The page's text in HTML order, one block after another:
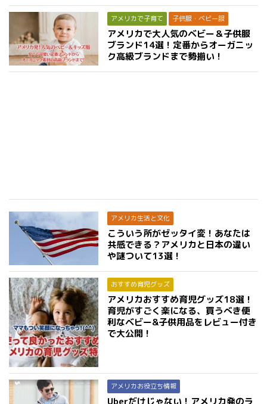
アメリカで子育て 子供服・ベビー服
アメリカで大人気のベビー＆子供服
ブランド14選！定番からオーガニッ
ク高級ブランドまで勢揃い！
アメリカ生活と文化
こういう所がゼッタイ変！あなたは
共感できる？アメリカと日本の違い
や謎ついて13選！
おすすめ育児グッズ
アメリカおすすめ育児グッズ18選！
育児がすごく楽になる、買うべき便
利なベビー&子供用品をレビュー付き
で大公開！
アメリカお役立ち情報
Uberだけじゃない！アメリカ発のラ